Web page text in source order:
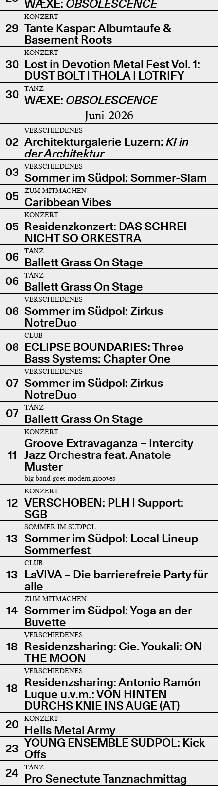
WÆXE: OBSOLESCENCE
29
KONZERT
Tante Kaspar: Albumtaufe &
Basement Roots
30
KONZERT
Lost in Devotion Metal Fest Vol. 1:
DUST BOLT | THOLA | LOTRIFY
30
TANZ
WÆXE: OBSOLESCENCE
Juni 2026
02
VERSCHIEDENES
Architekturgalerie Luzern: KI in
der Architektur
03
VERSCHIEDENES
Sommer im Südpol: Sommer-Slam
05
ZUM MITMACHEN
Caribbean Vibes
05
KONZERT
Residenzkonzert: DAS SCHREI
NICHT SO ORKESTRA
06
TANZ
Ballett Grass On Stage
06
TANZ
Ballett Grass On Stage
06
VERSCHIEDENES
Sommer im Südpol: Zirkus
NotreDuo
06
CLUB
ECLIPSE BOUNDARIES: Three
Bass Systems: Chapter One
07
VERSCHIEDENES
Sommer im Südpol: Zirkus
NotreDuo
07
TANZ
Ballett Grass On Stage
11
KONZERT
Groove Extravaganza – Intercity
Jazz Orchestra feat. Anatole
Muster
big band goes modern grooves
12
KONZERT
VERSCHOBEN: PLH | Support:
SGB
13
SOMMER IM SÜDPOL
Sommer im Südpol: Local Lineup
Sommerfest
13
CLUB
LaVIVA – Die barrierefreie Party für
alle
14
ZUM MITMACHEN
Sommer im Südpol: Yoga an der
Buvette
18
VERSCHIEDENES
Residenzsharing: Cie. Youkali: ON
THE MOON
18
VERSCHIEDENES
Residenzsharing: Antonio Ramón
Luque u.v.m.: VON HINTEN
DURCHS KNIE INS AUGE (AT)
20
KONZERT
Hells Metal Army
23 YOUNG ENSEMBLE SÜDPOL: Kick
Offs
24
TANZ
Pro Senectute Tanznachmittag